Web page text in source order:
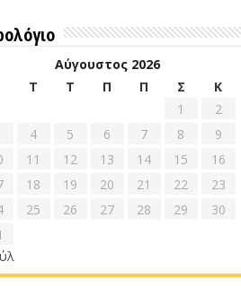
Αύγουστος 2026
Τ Τ Π Π Σ
Κ
1
2
4 5 6 7 8
9
11 12 13 14 15
16
18 19 20 21 22
23
25 26 27 28 29
30